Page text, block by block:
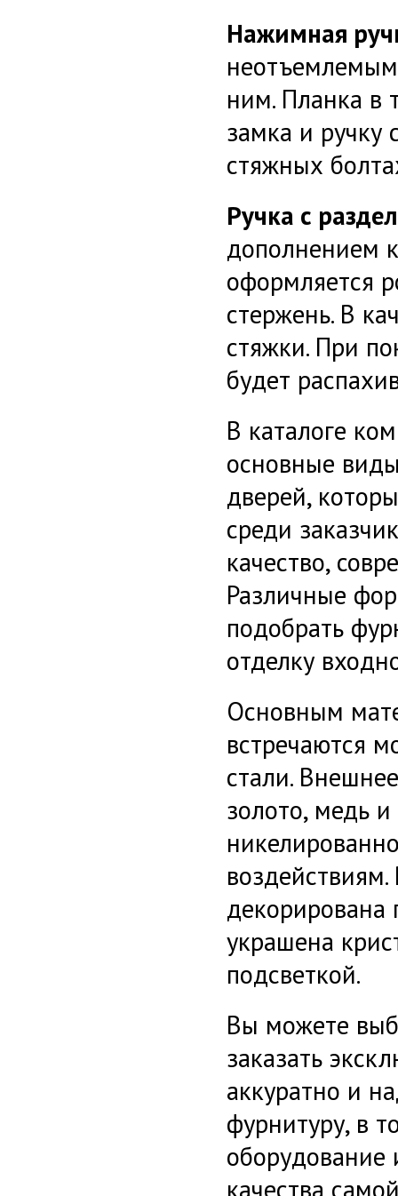
Нажимная
ним. Планка в
замка и ручку
стяжных
Ручка с
дополнением
оформляется
стержень. В
стяжки. При
будет
В каталоге
основные
дверей,
среди
качество,
Различные
подобрать
отделку
Основным
встречаются
стали.
золото, медь
украшена
подсветкой.
Вы можете
заказать
аккуратно и
фурнитуру, в
оборудование
качества